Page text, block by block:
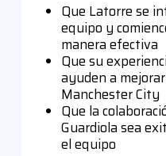
Que Latorre se
equipo y
manera efectiva
Que su
ayuden a
Manchester City
Que la
Guardiola sea
el equipo